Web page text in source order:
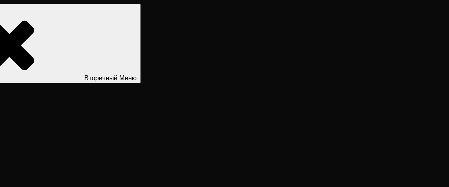
Дизайн человека рассчитать. Дизайн человека расшифровка. Официальный сайт. Виктория Лювинали. Разбор, курсы,
Вторичный Меню